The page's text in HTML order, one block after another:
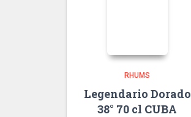
RHUMS
Legendario Dorado
38° 70 cl CUBA